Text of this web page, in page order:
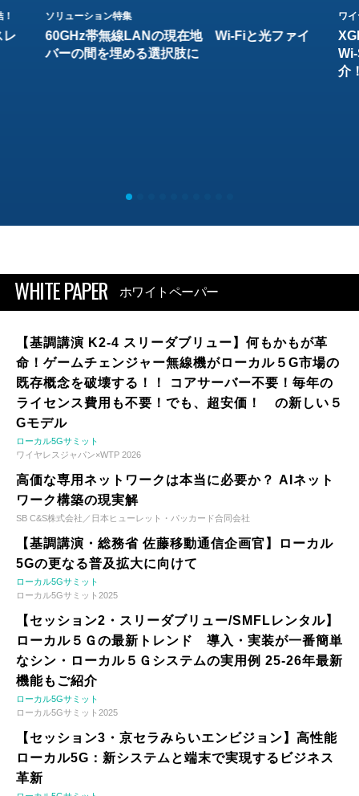
レ
ソリューション特集
60GHz帯無線LANの現在地 Wi-Fiと光ファイ
バーの間を埋める選択肢に
ワ
介
WHITE PAPER ホワイトペーパー
【基調講演 K2-4 スリーダブリュー】何もかもが革
命！ゲームチェンジャー無線機がローカル５G市場の
既存概念を破壊する！！ コアサーバー不要！毎年の
ライセンス費用も不要！でも、超安価！ の新しい５
Gモデル
ローカル5Gサミット
ワイヤレスジャパン×WTP 2026
高価な専用ネットワークは本当に必要か？ AIネット
ワーク構築の現実解
SB C&S株式会社／日本ヒューレット・パッカード合同会社
【基調講演・総務省 佐藤移動通信企画官】ローカル
5Gの更なる普及拡大に向けて
ローカル5Gサミット
ローカル5Gサミット2025
【セッション2・スリーダブリュー/SMFLレンタル】
ローカル５Ｇの最新トレンド 導入・実装が一番簡単
なシン・ローカル５Ｇシステムの実用例 25-26年最新
機能もご紹介
ローカル5Gサミット
ローカル5Gサミット2025
【セッション3・京セラみらいエンビジョン】高性能
ローカル5G：新システムと端末で実現するビジネス
革新